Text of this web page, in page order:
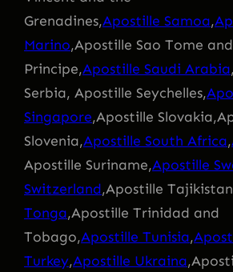
Grenadines,Apostille Samoa,
Marino,Apostille Sao Tome and
Principe,Apostille Saudi Arabia
Serbia, Apostille Seychelles,
Singapore,Apostille
Slovenia,Apostille South Africa,
Apostille Suriname,Apostille
Switzerland,Apostille
Tonga,Apostille Trinidad and
Tobago,Apostille Tunisia,
Turkey,Apostille Ukraina